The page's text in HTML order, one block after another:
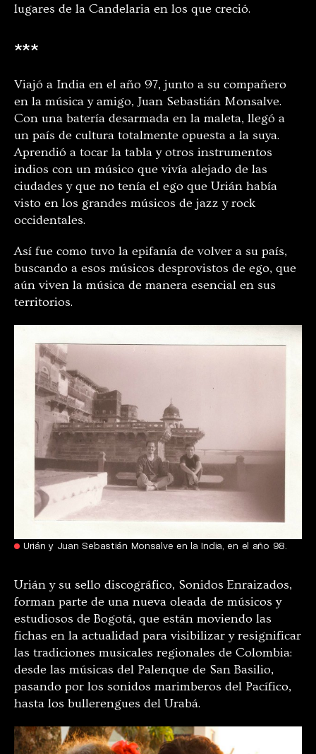
lugares de la Candelaria en los que creció.
***
Viajó a India en el año 97, junto a su compañero
en la música y amigo, Juan Sebastián Monsalve.
Con una batería desarmada en la maleta, llegó a
un país de cultura totalmente opuesta a la suya.
Aprendió a tocar la tabla y otros instrumentos
indios con un músico que vivía alejado de las
ciudades y que no tenía el ego que Urián había
visto en los grandes músicos de jazz y rock
occidentales.
Así fue como tuvo la epifanía de volver a su país,
buscando a esos músicos desprovistos de ego, que
aún viven la música de manera esencial en sus
territorios.
Urián y Juan Sebastián Monsalve en la India, en el año 98.
Urián y su sello discográfico, Sonidos Enraizados,
forman parte de una nueva oleada de músicos y
estudiosos de Bogotá, que están moviendo las
fichas en la actualidad para visibilizar y resignificar
las tradiciones musicales regionales de Colombia:
desde las músicas del Palenque de San Basilio,
pasando por los sonidos marimberos del Pacífico,
hasta los bullerengues del Urabá.